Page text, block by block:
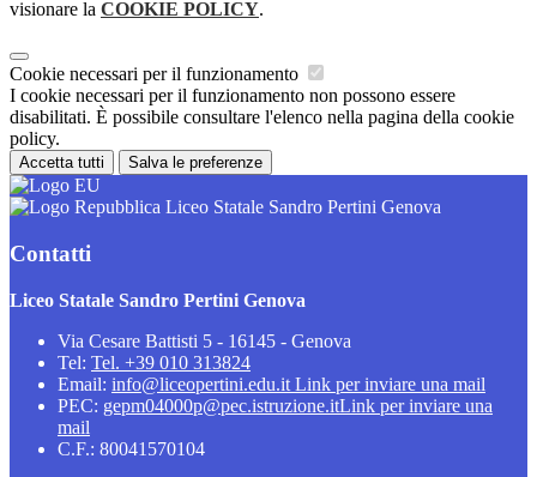
visionare la COOKIE POLICY.
Cookie necessari per il funzionamento
I cookie necessari per il funzionamento non possono essere
disabilitati. È possibile consultare l'elenco nella pagina della cookie
policy.
Accetta tutti Salva le preferenze
Liceo Statale Sandro Pertini Genova
Contatti
Liceo Statale Sandro Pertini Genova
Via Cesare Battisti 5 - 16145 - Genova
Tel: Tel. +39 010 313824
Email: info@liceopertini.edu.it Link per inviare una mail
PEC: gepm04000p@pec.istruzione.itLink per inviare una
mail
C.F.: 80041570104